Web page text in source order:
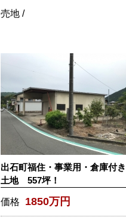
売地 /
出石町福住・事業用・倉庫付き
土地 557坪！
価格 1850万円